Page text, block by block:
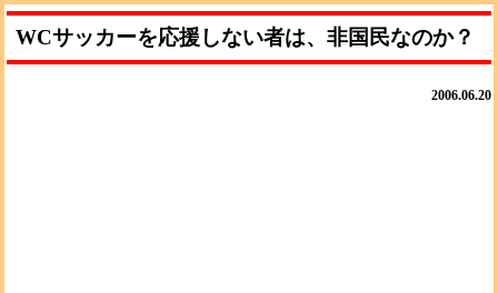
WCサッカーを応援しない者は、非国民なのか？
2006.06.20